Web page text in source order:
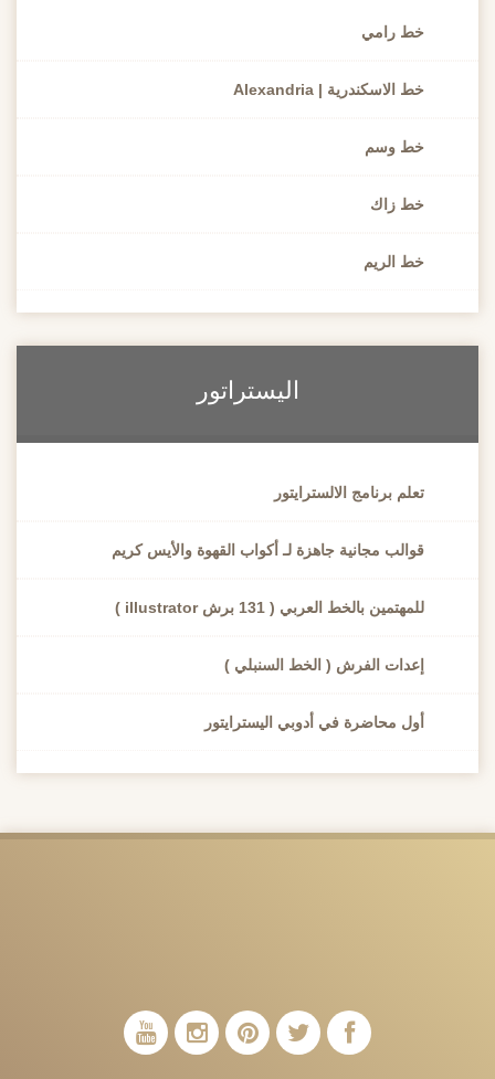
خط رامي
خط الاسكندرية | Alexandria
خط وسم
خط زاك
خط الريم
اليستراتور
تعلم برنامج الالسترايتور
قوالب مجانية جاهزة لـ أكواب القهوة والأيس كريم
للمهتمين بالخط العربي ( 131 برش illustrator )
إعدات الفرش ( الخط السنبلي )
أول محاضرة في أدوبي اليسترايتور